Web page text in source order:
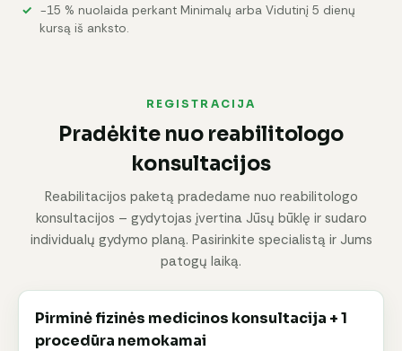
−15 % nuolaida perkant Minimalų arba Vidutinį 5 dienų
kursą iš anksto.
REGISTRACIJA
Pradėkite nuo reabilitologo
konsultacijos
Reabilitacijos paketą pradedame nuo reabilitologo
konsultacijos – gydytojas įvertina Jūsų būklę ir sudaro
individualų gydymo planą. Pasirinkite specialistą ir Jums
patogų laiką.
Pirminė fizinės medicinos konsultacija + 1
procedūra nemokamai